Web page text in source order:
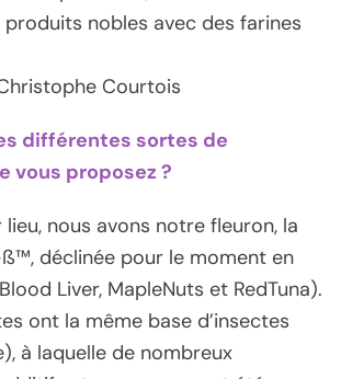
produits nobles avec des farines
Courtois
différentes sortes de
vous proposez ?
lieu, nous avons notre fleuron, la
déclinée pour le moment en
Liver, MapleNuts et RedTuna).
ont la même base d’insectes
à laquelle de nombreux